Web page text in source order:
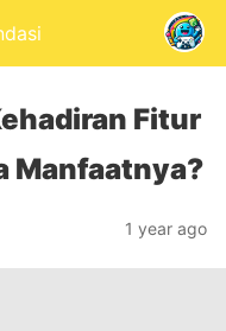
Fitur
Manfaatnya?
1 year ago